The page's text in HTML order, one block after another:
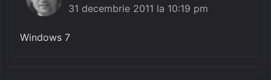
31 decembrie 2011 la 10:19 pm
Windows 7